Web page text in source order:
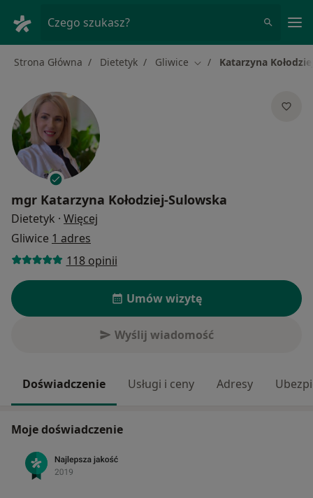
Czego szukasz?
Strona Główna Dietetyk Gliwice Zmień miasto
Katarzyna
mgr Katarzyna Kołodziej-Sulowska
Dietetyk · Więcej
Gliwice 1 adres
118 opinii
Umów wizytę
Wyślij wiadomość
Doświadczenie Usługi i ceny Adresy
Moje doświadczenie